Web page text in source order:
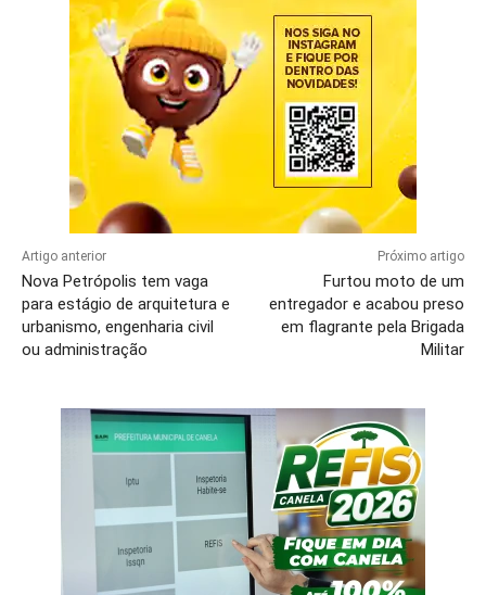
Artigo anterior
Nova Petrópolis tem vaga
para estágio de arquitetura e
urbanismo, engenharia civil
ou administração
Próximo artigo
Furtou moto de um
entregador e acabou preso
em flagrante pela Brigada
Militar